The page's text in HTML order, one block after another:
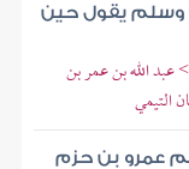
وسلم يقول حين
> عبد الله بن عمر بن
التيمي
عمرو بن حزم